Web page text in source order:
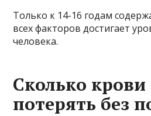
Только к 14-16 годам
всех факторов достигает
человека.
Сколько
потерять без